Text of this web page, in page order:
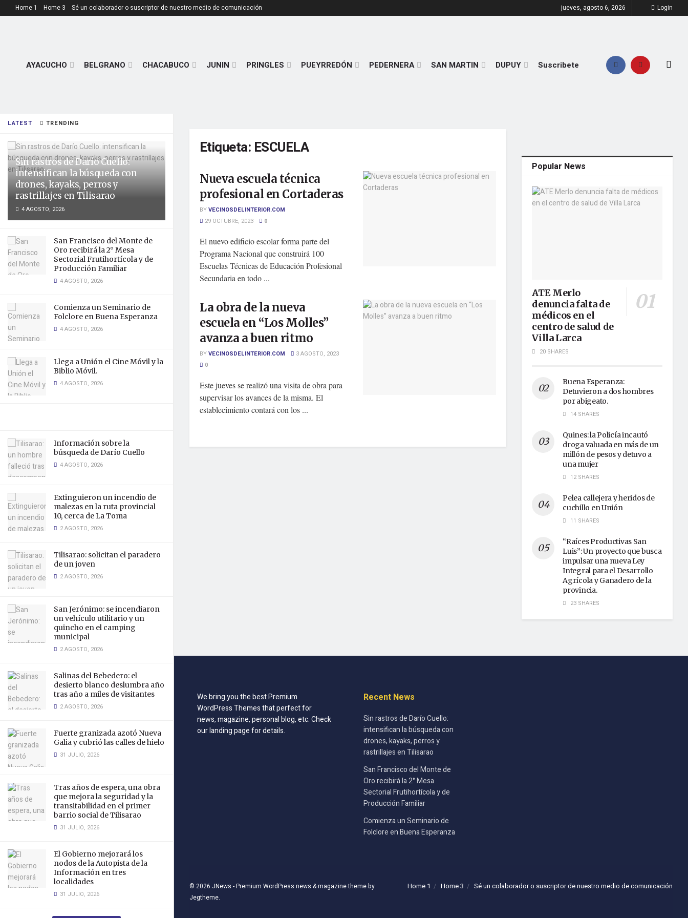
LATEST TRENDING
Sin rastros de Darío Cuello:
intensifican la búsqueda con
drones, kayaks, perros y
rastrillajes en Tilisarao
4 AGOSTO, 2026
San Francisco del Monte de
Oro recibirá la 2° Mesa
Sectorial Frutihortícola y de
Producción Familiar
4 AGOSTO, 2026
Comienza un Seminario de
Folclore en Buena Esperanza
4 AGOSTO, 2026
Llega a Unión el Cine Móvil y la
Biblio Móvil.
4 AGOSTO, 2026
Información sobre la
búsqueda de Darío Cuello
4 AGOSTO, 2026
Extinguieron un incendio de
malezas en la ruta provincial
10, cerca de La Toma
2 AGOSTO, 2026
Tilisarao: solicitan el paradero
de un joven
2 AGOSTO, 2026
San Jerónimo: se incendiaron
un vehículo utilitario y un
quincho en el camping
municipal
2 AGOSTO, 2026
Salinas del Bebedero: el
desierto blanco deslumbra año
tras año a miles de visitantes
2 AGOSTO, 2026
Fuerte granizada azotó Nueva
Galia y cubrió las calles de hielo
31 JULIO, 2026
Tras años de espera, una obra
que mejora la seguridad y la
transitabilidad en el primer
barrio social de Tilisarao
31 JULIO, 2026
El Gobierno mejorará los
nodos de la Autopista de la
Información en tres
localidades
31 JULIO, 2026
Home 1 Home 3 Sé un colaborador o suscriptor de nuestro medio de comunicación jueves, agosto 6, 2026 Login
AYACUCHO BELGRANO CHACABUCO JUNIN PRINGLES PUEYRREDÓN PEDERNERA SAN MARTIN DUPUY Suscribete
Etiqueta: ESCUELA
Nueva escuela técnica
profesional en Cortaderas
BYVECINOSDELINTERIOR.COM
29 OCTUBRE, 2023
0
El nuevo edificio escolar forma parte del
Programa Nacional que construirá 100
Escuelas Técnicas de Educación Profesional
Secundaria en todo ...
La obra de la nueva
escuela en “Los Molles”
avanza a buen ritmo
BYVECINOSDELINTERIOR.COM
3 AGOSTO, 2023
0
Este jueves se realizó una visita de obra para
supervisar los avances de la misma. El
establecimiento contará con los ...
Popular News
ATE Merlo
denuncia falta de
médicos en el
centro de salud de
Villa Larca
20 SHARES
Buena Esperanza:
Detuvieron a dos hombres
por abigeato.
14 SHARES
Quines: la Policía incautó
droga valuada en más de un
millón de pesos y detuvo a
una mujer
12 SHARES
Pelea callejera y heridos de
cuchillo en Unión
11 SHARES
“Raíces Productivas San
Luis”: Un proyecto que busca
impulsar una nueva Ley
Integral para el Desarrollo
Agrícola y Ganadero de la
provincia.
23 SHARES
We bring you the best Premium
WordPress Themes that perfect for
news, magazine, personal blog, etc. Check
our landing page for details.
Recent News
Sin rastros de Darío Cuello:
intensifican la búsqueda con
drones, kayaks, perros y
rastrillajes en Tilisarao
San Francisco del Monte de
Oro recibirá la 2° Mesa
Sectorial Frutihortícola y de
Producción Familiar
Comienza un Seminario de
Folclore en Buena Esperanza
Home 1 Home 3 Sé un colaborador o suscriptor de nuestro medio de comunicación
© 2026 JNews - Premium WordPress news & magazine theme by
Jegtheme.